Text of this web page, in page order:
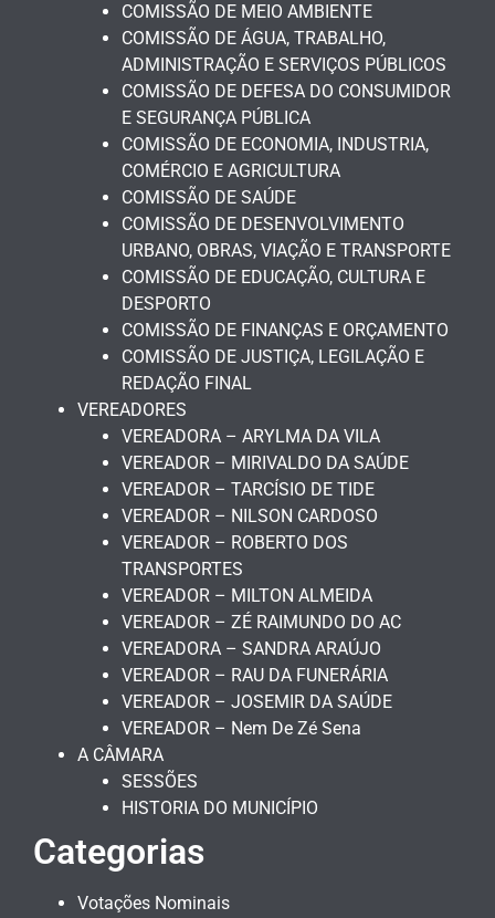
COMISSÃO DE MEIO AMBIENTE
COMISSÃO DE ÁGUA, TRABALHO,
ADMINISTRAÇÃO E SERVIÇOS PÚBLICOS
COMISSÃO DE DEFESA DO CONSUMIDOR
E SEGURANÇA PÚBLICA
COMISSÃO DE ECONOMIA, INDUSTRIA,
COMÉRCIO E AGRICULTURA
COMISSÃO DE SAÚDE
COMISSÃO DE DESENVOLVIMENTO
URBANO, OBRAS, VIAÇÃO E TRANSPORTE
COMISSÃO DE EDUCAÇÃO, CULTURA E
DESPORTO
COMISSÃO DE FINANÇAS E ORÇAMENTO
COMISSÃO DE JUSTIÇA, LEGILAÇÃO E
REDAÇÃO FINAL
VEREADORES
VEREADORA – ARYLMA DA VILA
VEREADOR – MIRIVALDO DA SAÚDE
VEREADOR – TARCÍSIO DE TIDE
VEREADOR – NILSON CARDOSO
VEREADOR – ROBERTO DOS
TRANSPORTES
VEREADOR – MILTON ALMEIDA
VEREADOR – ZÉ RAIMUNDO DO AC
VEREADORA – SANDRA ARAÚJO
VEREADOR – RAU DA FUNERÁRIA
VEREADOR – JOSEMIR DA SAÚDE
VEREADOR – Nem De Zé Sena
A CÂMARA
SESSÕES
HISTORIA DO MUNICÍPIO
Categorias
Votações Nominais